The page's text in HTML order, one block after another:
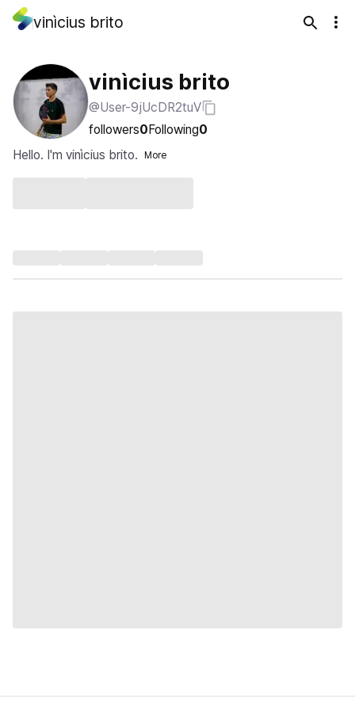
vinìcius brito
vinìcius brito
@User-9jUcDR2tuV
followers0Following0
Hello. I'm vinìcius brito.
More